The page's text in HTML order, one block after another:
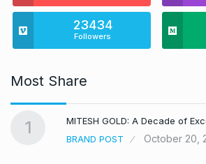
23434
Followers
Most Share
1
MITESH GOLD: A Decade of
BRAND POST
October 20,